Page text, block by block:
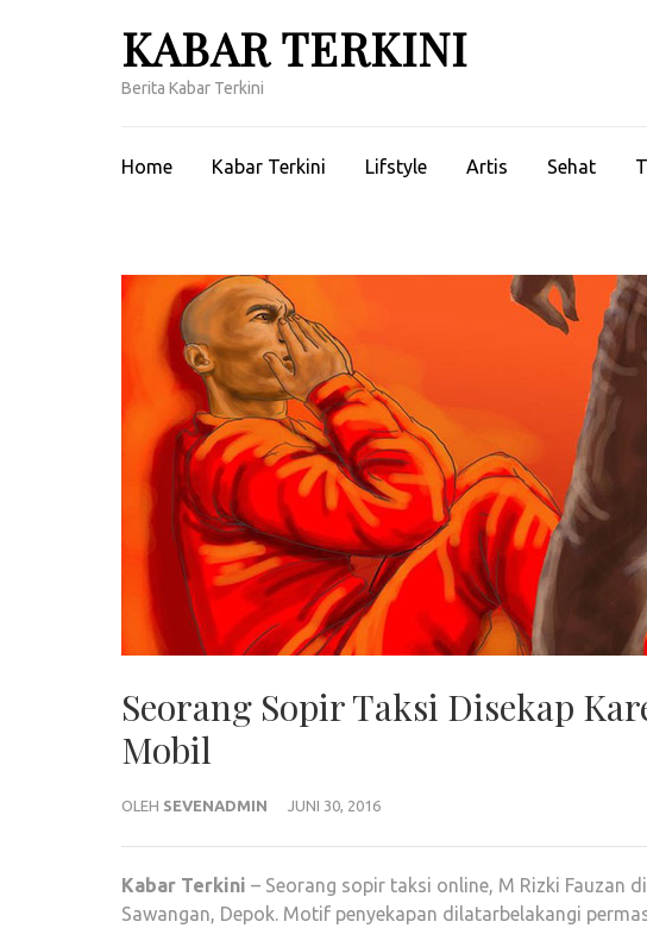
KABAR TERKINI
Berita Kabar Terkini
Home Kabar Terkini Lifstyle Artis Sehat
Seorang Sopir Taksi Disekap
Mobil
OLEH SEVENADMIN JUNI 30, 2016
Kabar Terkini – Seorang sopir taksi online, M Rizki Fauzan
Sawangan, Depok. Motif penyekapan dilatarbelakangi